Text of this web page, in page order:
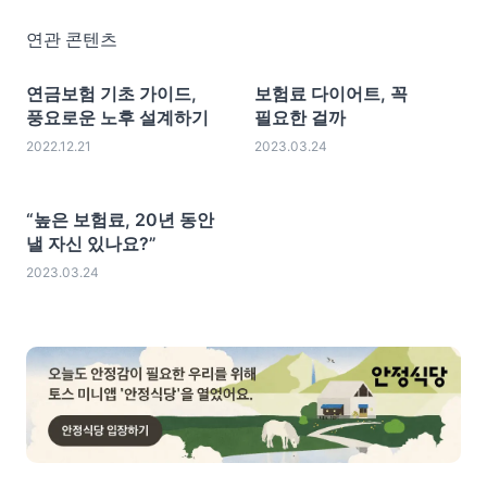
연관 콘텐츠
연금보험 기초 가이드,
풍요로운 노후 설계하기
2022.12.21
보험료 다이어트, 꼭
필요한 걸까
2023.03.24
“높은 보험료, 20년 동안
낼 자신 있나요?”
2023.03.24